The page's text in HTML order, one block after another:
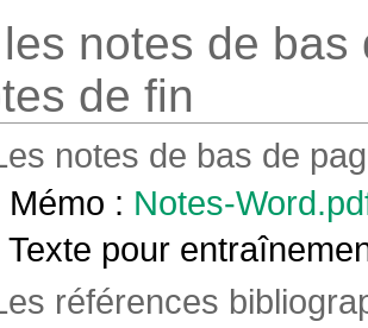
notes de bas
de fin
notes de bas de
Mémo : Notes-
Texte pour
références